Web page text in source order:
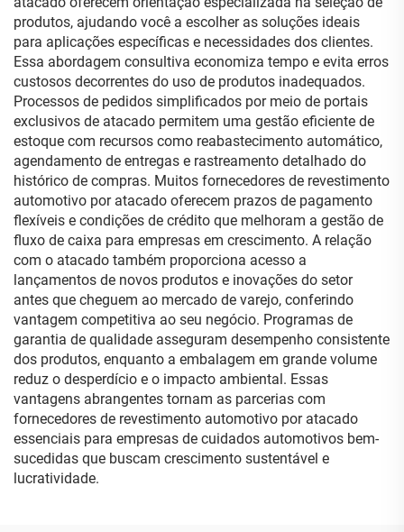
produtos, ajudando você a escolher as soluções ideais
para aplicações específicas e necessidades dos clientes.
Essa abordagem consultiva economiza tempo e evita erros
custosos decorrentes do uso de produtos inadequados.
Processos de pedidos simplificados por meio de portais
exclusivos de atacado permitem uma gestão eficiente de
estoque com recursos como reabastecimento automático,
agendamento de entregas e rastreamento detalhado do
histórico de compras. Muitos fornecedores de revestimento
automotivo por atacado oferecem prazos de pagamento
flexíveis e condições de crédito que melhoram a gestão de
fluxo de caixa para empresas em crescimento. A relação
com o atacado também proporciona acesso a
lançamentos de novos produtos e inovações do setor
antes que cheguem ao mercado de varejo, conferindo
vantagem competitiva ao seu negócio. Programas de
garantia de qualidade asseguram desempenho consistente
dos produtos, enquanto a embalagem em grande volume
reduz o desperdício e o impacto ambiental. Essas
vantagens abrangentes tornam as parcerias com
fornecedores de revestimento automotivo por atacado
essenciais para empresas de cuidados automotivos bem-
sucedidas que buscam crescimento sustentável e
lucratividade.